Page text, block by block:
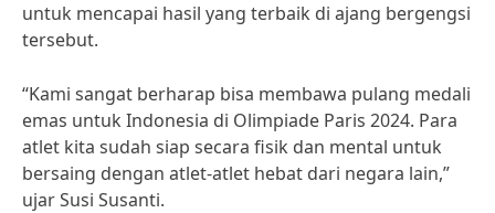
untuk mencapai hasil yang terbaik di ajang bergengsi
tersebut.
“Kami sangat berharap bisa membawa pulang medali
emas untuk Indonesia di Olimpiade Paris 2024. Para
atlet kita sudah siap secara fisik dan mental untuk
bersaing dengan atlet-atlet hebat dari negara lain,”
ujar Susi Susanti.